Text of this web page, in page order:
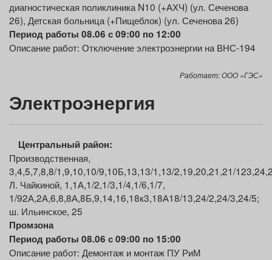
диагностическая поликлиника N10 (+АХЧ) (ул. Сеченова
26), Детская больница (+Пищеблок) (ул. Сеченова 26)
Период работы 08.06 с 09:00 по 12:00
Описание работ: Отключение электроэнергии на ВНС-194
Работает: ООО «ГЭС»
Электроэнергия
Центральный район:
Производственная,
3,4,5,7,8,8/1,9,10,10/9,10Б,13,13/1,13/2,19,20,21,21/
Л. Чайкиной, 1,1А,1/2,1/3,1/4,1/6,1/7,
1/92А,2А,6,8,8А,8Б,9,14,16,18к3,18А18/13,24/2,24/3,24/5;
ш. Ильинское, 25
Промзона
Период работы 08.06 с 09:00 по 15:00
Описание работ: Демонтаж и монтаж ПУ РиМ